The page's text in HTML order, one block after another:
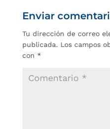
Enviar
Tu dirección de correo
publicada. Los campos
con *